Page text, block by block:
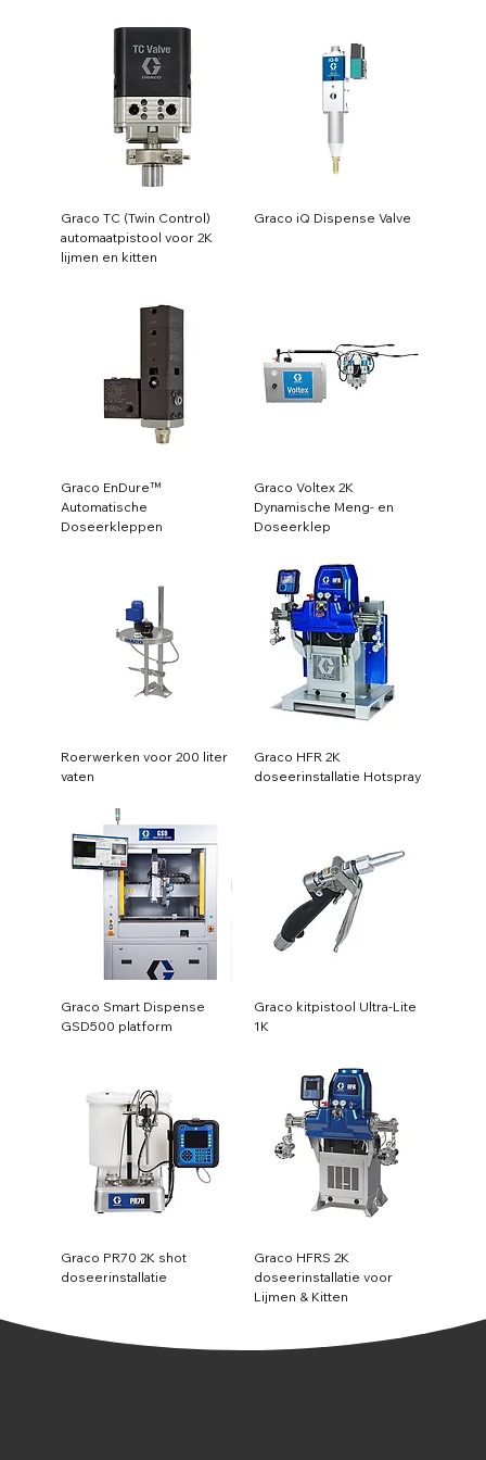
Graco TC (Twin Control)
automaatpistool voor 2K
lijmen en kitten
Graco iQ Dispense Valve
Graco EnDure™
Automatische
Doseerkleppen
Graco Voltex 2K
Dynamische Meng- en
Doseerklep
Roerwerken voor 200 liter
vaten
Graco HFR 2K
doseerinstallatie Hotspray
Graco Smart Dispense
GSD500 platform
Graco kitpistool Ultra-Lite
1K
Graco PR70 2K shot
doseerinstallatie
Graco HFRS 2K
doseerinstallatie voor
Lijmen & Kitten